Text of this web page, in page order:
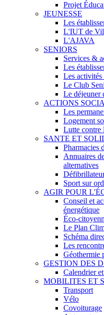
Projet
JEUNESSE
Les
L'IUT de
L'AJAVA
SENIORS
Services &
Les
Les activités
Le Club
Le déjeuner
ACTIONS
Les
Logement
Lutte contre
SANTE ET
Pharmacies
Annuaires
alternatives
Sport sur
AGIR POUR
Conseil et
énergétique
Éco-
Le Plan
Schéma
Les
Géothermie
GESTION DES
Calendrier
MOBILITES ET
Transport
Vélo
Covoiturage